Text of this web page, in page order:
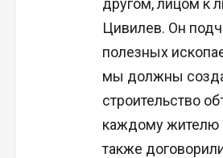
Цивилев. Он
полезных
мы должны
строительство
каждому жителю
также